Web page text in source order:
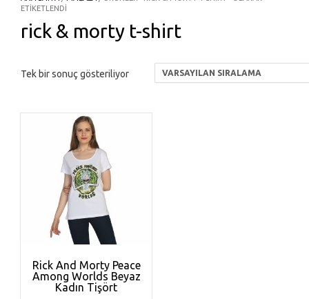
ETIKETLENDI
rick & morty t-shirt
Tek bir sonuç gösteriliyor
Rick And Morty Peace
Among Worlds Beyaz
Kadın Tişört